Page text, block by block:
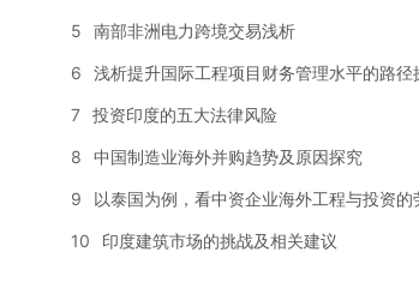
5 南部非洲电力跨境交易浅析
6 浅析提升国际工程项目财务管理水平的路径
7 投资印度的五大法律风险
8 中国制造业海外并购趋势及原因探究
9 以泰国为例，看中资企业海外工程与投资
10 印度建筑市场的挑战及相关建议